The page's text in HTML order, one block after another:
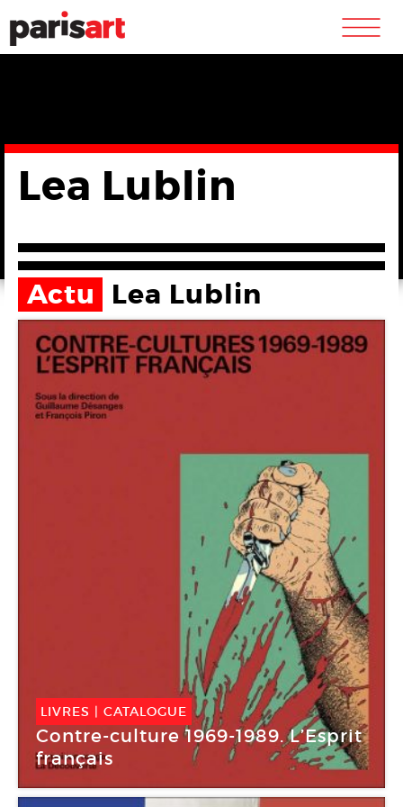
m
Lea Lublin
Actu Lea Lublin
LIVRES | CATALOGUE
Contre-culture 1969-1989. L’Esprit
français